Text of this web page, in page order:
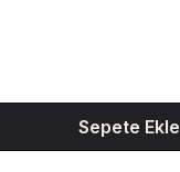
Sepete Ekle